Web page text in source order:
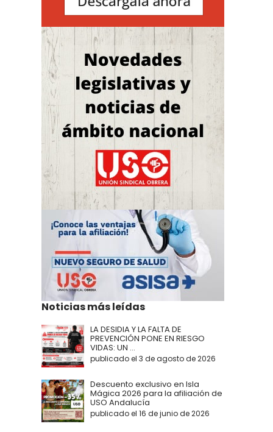
Noticias más leídas
LA DESIDIA Y LA FALTA DE
PREVENCIÓN PONE EN RIESGO
VIDAS: UN ...
publicado el 3 de agosto de 2026
Descuento exclusivo en Isla
Mágica 2026 para la afiliación de
USO Andalucía
publicado el 16 de junio de 2026